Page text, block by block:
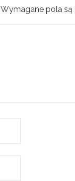
Wymagane pola